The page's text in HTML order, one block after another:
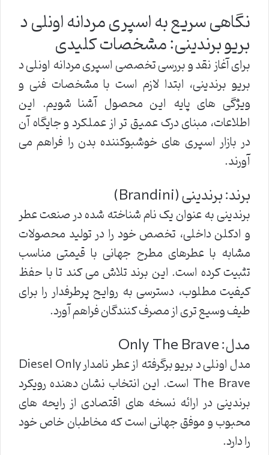
نگاهی سریع به اسپری مردانه اونلی د
بریو برندینی: مشخصات کلیدی
برای آغاز نقد و بررسی تخصصی اسپری مردانه اونلی د
بریو برندینی، ابتدا لازم است با مشخصات فنی و
ویژگی های پایه این محصول آشنا شویم. این
اطلاعات، مبنای درک عمیق تر از عملکرد و جایگاه آن
در بازار اسپری های خوشبوکننده بدن را فراهم می
آورند.
برند: برندینی (Brandini)
برندینی به عنوان یک نام شناخته شده در صنعت عطر
و ادکلن داخلی، تخصص خود را در تولید محصولات
مشابه با عطرهای مطرح جهانی با قیمتی مناسب
تثبیت کرده است. این برند تلاش می کند تا با حفظ
کیفیت مطلوب، دسترسی به روایح پرطرفدار را برای
طیف وسیع تری از مصرف کنندگان فراهم آورد.
مدل: Only The Brave
مدل اونلی د بریو برگرفته از عطر نامدار Diesel Only
The Brave است. این انتخاب نشان دهنده رویکرد
برندینی در ارائه نسخه های اقتصادی از رایحه های
محبوب و موفق جهانی است که مخاطبان خاص خود
را دارد.